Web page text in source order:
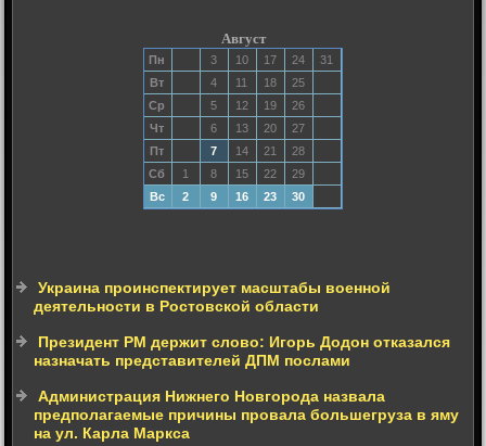
Август
Пн 3 10 17 24
31
Вт
4 11 18
25
Ср
5 12 19
26
Чт
6 13 20
27
Пт
7 14 21
28
Сб
1 8 15 22
29
Вс
2 9 16 23 30
Украина проинспектирует масштабы военной
деятельности в Ростовской области
Президент РМ держит слово: Игорь Додон отказался
назначать представителей ДПМ послами
Администрация Нижнего Новгорода назвала
предполагаемые причины провала большегруза в яму
на ул. Карла Маркса